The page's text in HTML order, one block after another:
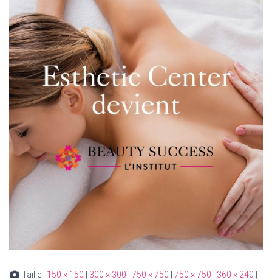
Taille : 150 × 150 300 × 300 750 × 750 750 × 750 360 × 240